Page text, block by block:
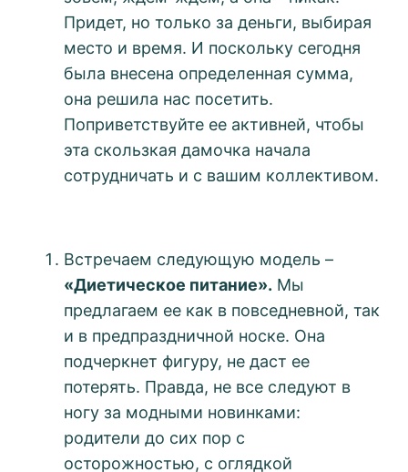
Придет, но только за деньги, выбирая
место и время. И поскольку сегодня
была внесена определенная сумма,
она решила нас посетить.
Поприветствуйте ее активней, чтобы
эта скользкая дамочка начала
сотрудничать и с вашим коллективом.
Встречаем следующую модель –
«Диетическое питание». Мы
предлагаем ее как в повседневной, так
и в предпраздничной носке. Она
подчеркнет фигуру, не даст ее
потерять. Правда, не все следуют в
ногу за модными новинками:
родители до сих пор с
осторожностью, с оглядкой